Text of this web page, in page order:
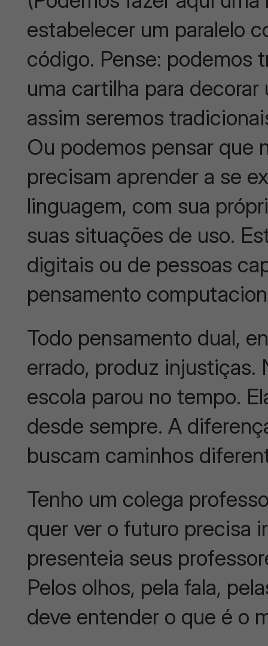
estabelecer um paralelo
código. Pense: podemos
uma cartilha para decorar
assim seremos
Ou podemos pensar que
precisam aprender a se
linguagem, com sua
suas situações de uso.
digitais ou de pessoas
pensamento
Todo pensamento dual,
errado, produz injustiças.
escola parou no tempo.
desde sempre. A
buscam caminhos
Tenho um colega
quer ver o futuro precisa
presenteia seus
Pelos olhos, pela fala,
deve entender o que é o